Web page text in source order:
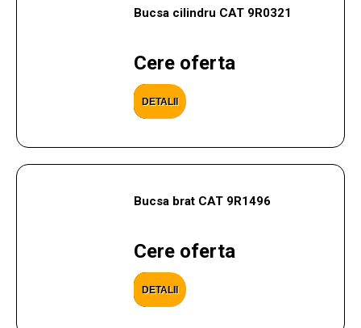
Bucsa cilindru CAT 9R0321
Cere oferta
DETALII
Bucsa brat CAT 9R1496
Cere oferta
DETALII